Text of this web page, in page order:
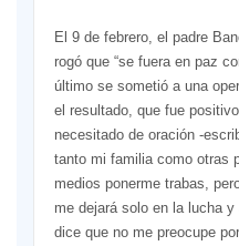
El 9 de febrero, el padre
rogó que “se fuera en paz
último se sometió a una
el resultado, que fue
necesitado de oración -
tanto mi familia como otras
medios ponerme trabas,
me dejará solo en la lucha
dice que no me preocupe